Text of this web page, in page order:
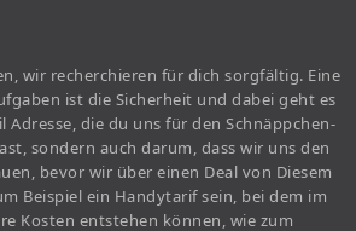
wir recherchieren für dich sorgfältig. Eine
ist die Sicherheit und dabei geht es
Adresse, die du uns für den Schnäppchen-
sondern auch darum, dass wir uns den
bevor wir über einen Deal von Diesem
Beispiel ein Handytarif sein, bei dem im
Kosten entstehen können, wie zum